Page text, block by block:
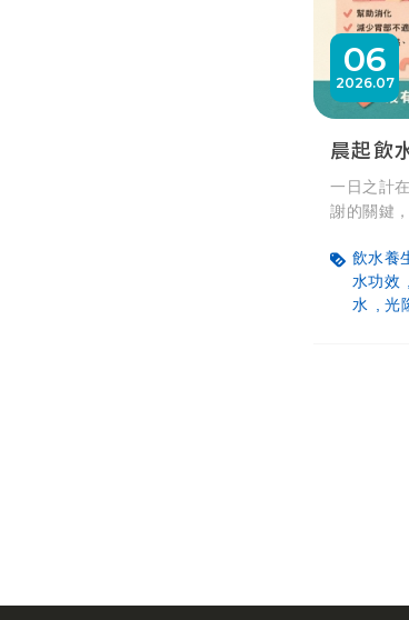
06
07
2026
一日之計
謝的關鍵
消化、減
者；冰水
免空腹飲
飲水養
水功效
水
光